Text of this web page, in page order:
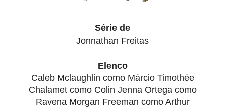
Série de
Jonnathan Freitas
Elenco
Caleb Mclaughlin como Márcio Timothée
Chalamet como Colin Jenna Ortega como
Ravena Morgan Freeman como Arthur